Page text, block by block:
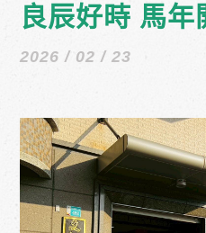
良辰好時 馬年
2026 / 02 / 23